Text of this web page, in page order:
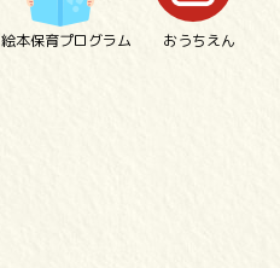
絵本保育プログラム おうちえん